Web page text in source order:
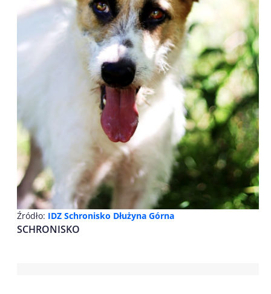
Źródło: IDZ Schronisko Dłużyna Górna
SCHRONISKO